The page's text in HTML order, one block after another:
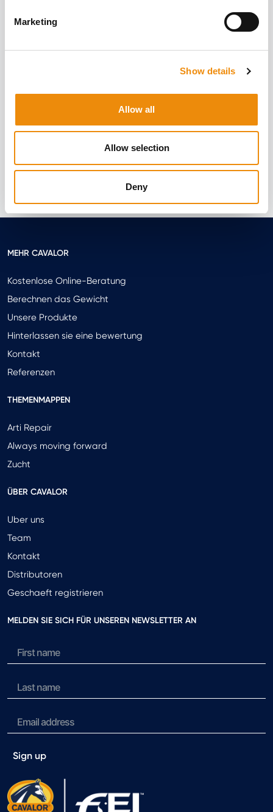
Marketing
Show details
Allow all
Allow selection
Deny
Hufrehe beim Pferd: Was ist das, wie
entsteht sie und was kann man
Geschrieben von Caroline Loos
Mehr lesen
MEHR CAVALOR
Kostenlose Online-Beratung
Berechnen das Gewicht
Unsere Produkte
Hinterlassen sie eine bewertung
Kontakt
Referenzen
THEMENMAPPEN
Arti Repair
Always moving forward
Zucht
ÜBER CAVALOR
Uber uns
Team
Kontakt
Distributoren
Geschaeft registrieren
MELDEN SIE SICH FÜR UNSEREN NEWSLETTER AN
Sign up